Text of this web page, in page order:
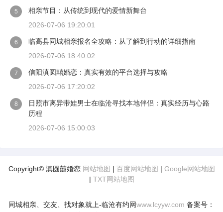
5
相亲节目：从传统到现代的爱情新舞台
2026-07-06 19:20:01
6
临高县同城相亲报名全攻略：从了解到行动的详细指南
2026-07-06 18:40:02
7
信阳滇圆囍婚恋：真实有效的平台选择与攻略
2026-07-06 17:20:02
8
日照市离异带娃男士在临沧寻找本地伴侣：真实经历与心路
历程
2026-07-06 15:00:03
Copyright© 滇圆囍婚恋 网站地图 | 百度网站地图 | Google网站地图
| TXT网站地图
同城相亲、交友、找对象就上-临沧有约网www.lcyyw.com 备案号：